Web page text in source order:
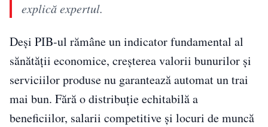
explică expertul.
Deși PIB-ul rămâne un indicator fundamental al
sănătății economice, creșterea valorii bunurilor și
serviciilor produse nu garantează automat un trai
mai bun. Fără o distribuție echitabilă a
beneficiilor, salarii competitive și locuri de muncă